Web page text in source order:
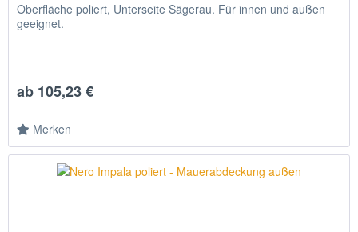
Oberfläche poliert, Unterseite Sägerau. Für innen und außen
geeignet.
ab 105,23 €
Merken